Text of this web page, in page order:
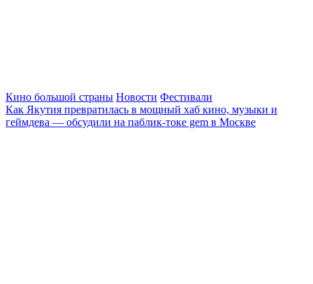
Кино большой страны Новости Фестивали
Как Якутия превратилась в мощный хаб кино, музыки и
геймдева — обсудили на паблик-токе gem в Москве